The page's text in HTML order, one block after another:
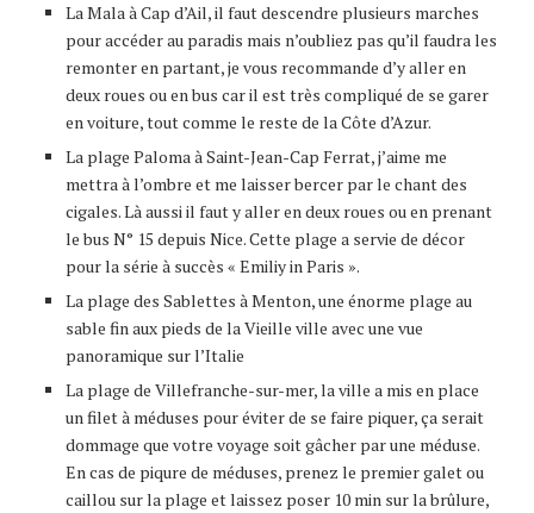
La Mala à Cap d’Ail, il faut descendre plusieurs marches
pour accéder au paradis mais n’oubliez pas qu’il faudra les
remonter en partant, je vous recommande d’y aller en
deux roues ou en bus car il est très compliqué de se garer
en voiture, tout comme le reste de la Côte d’Azur.
La plage Paloma à Saint-Jean-Cap Ferrat, j’aime me
mettra à l’ombre et me laisser bercer par le chant des
cigales. Là aussi il faut y aller en deux roues ou en prenant
le bus N° 15 depuis Nice. Cette plage a servie de décor
pour la série à succès « Emiliy in Paris ».
La plage des Sablettes à Menton, une énorme plage au
sable fin aux pieds de la Vieille ville avec une vue
panoramique sur l’Italie
La plage de Villefranche-sur-mer, la ville a mis en place
un filet à méduses pour éviter de se faire piquer, ça serait
dommage que votre voyage soit gâcher par une méduse.
En cas de piqure de méduses, prenez le premier galet ou
caillou sur la plage et laissez poser 10 min sur la brûlure,